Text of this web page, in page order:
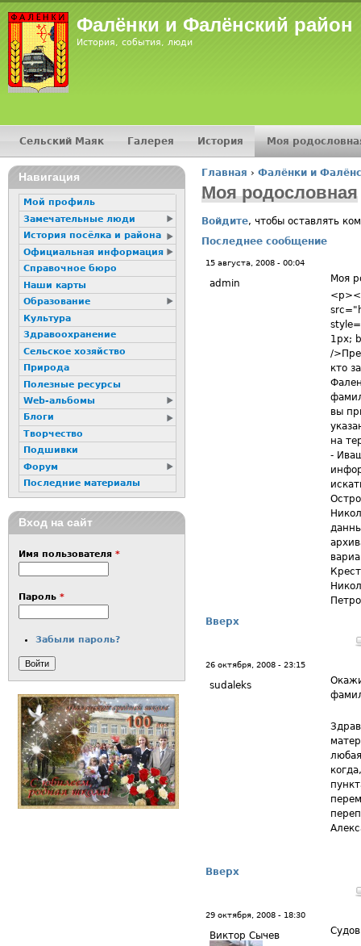
Фалёнки и Фалёнский район
История, события, люди
Вы здесь
Главная › Фалёнки и
Моя родословная
Войдите, чтобы оставлять
Последнее сообщение
15 августа, 2008 - 00:04
admin
Моя
1px;
/
кто
вы
на
-
Вверх
26 октября, 2008 - 23:15
sudaleks
Вверх
29 октября, 2008 - 18:30
Виктор Сычев
Главное меню
Сельский Маяк Галерея История Моя
16+
Навигация
Мой профиль
Замечательные люди
История посёлка и района
Официальная информация
Справочное бюро
Наши карты
Образование
Культура
Здравоохранение
Сельское хозяйство
Природа
Полезные ресурсы
Web-альбомы
Блоги
Творчество
Подшивки
Форум
Последние материалы
Вход на сайт
Имя пользователя *
Пароль *
Забыли пароль?